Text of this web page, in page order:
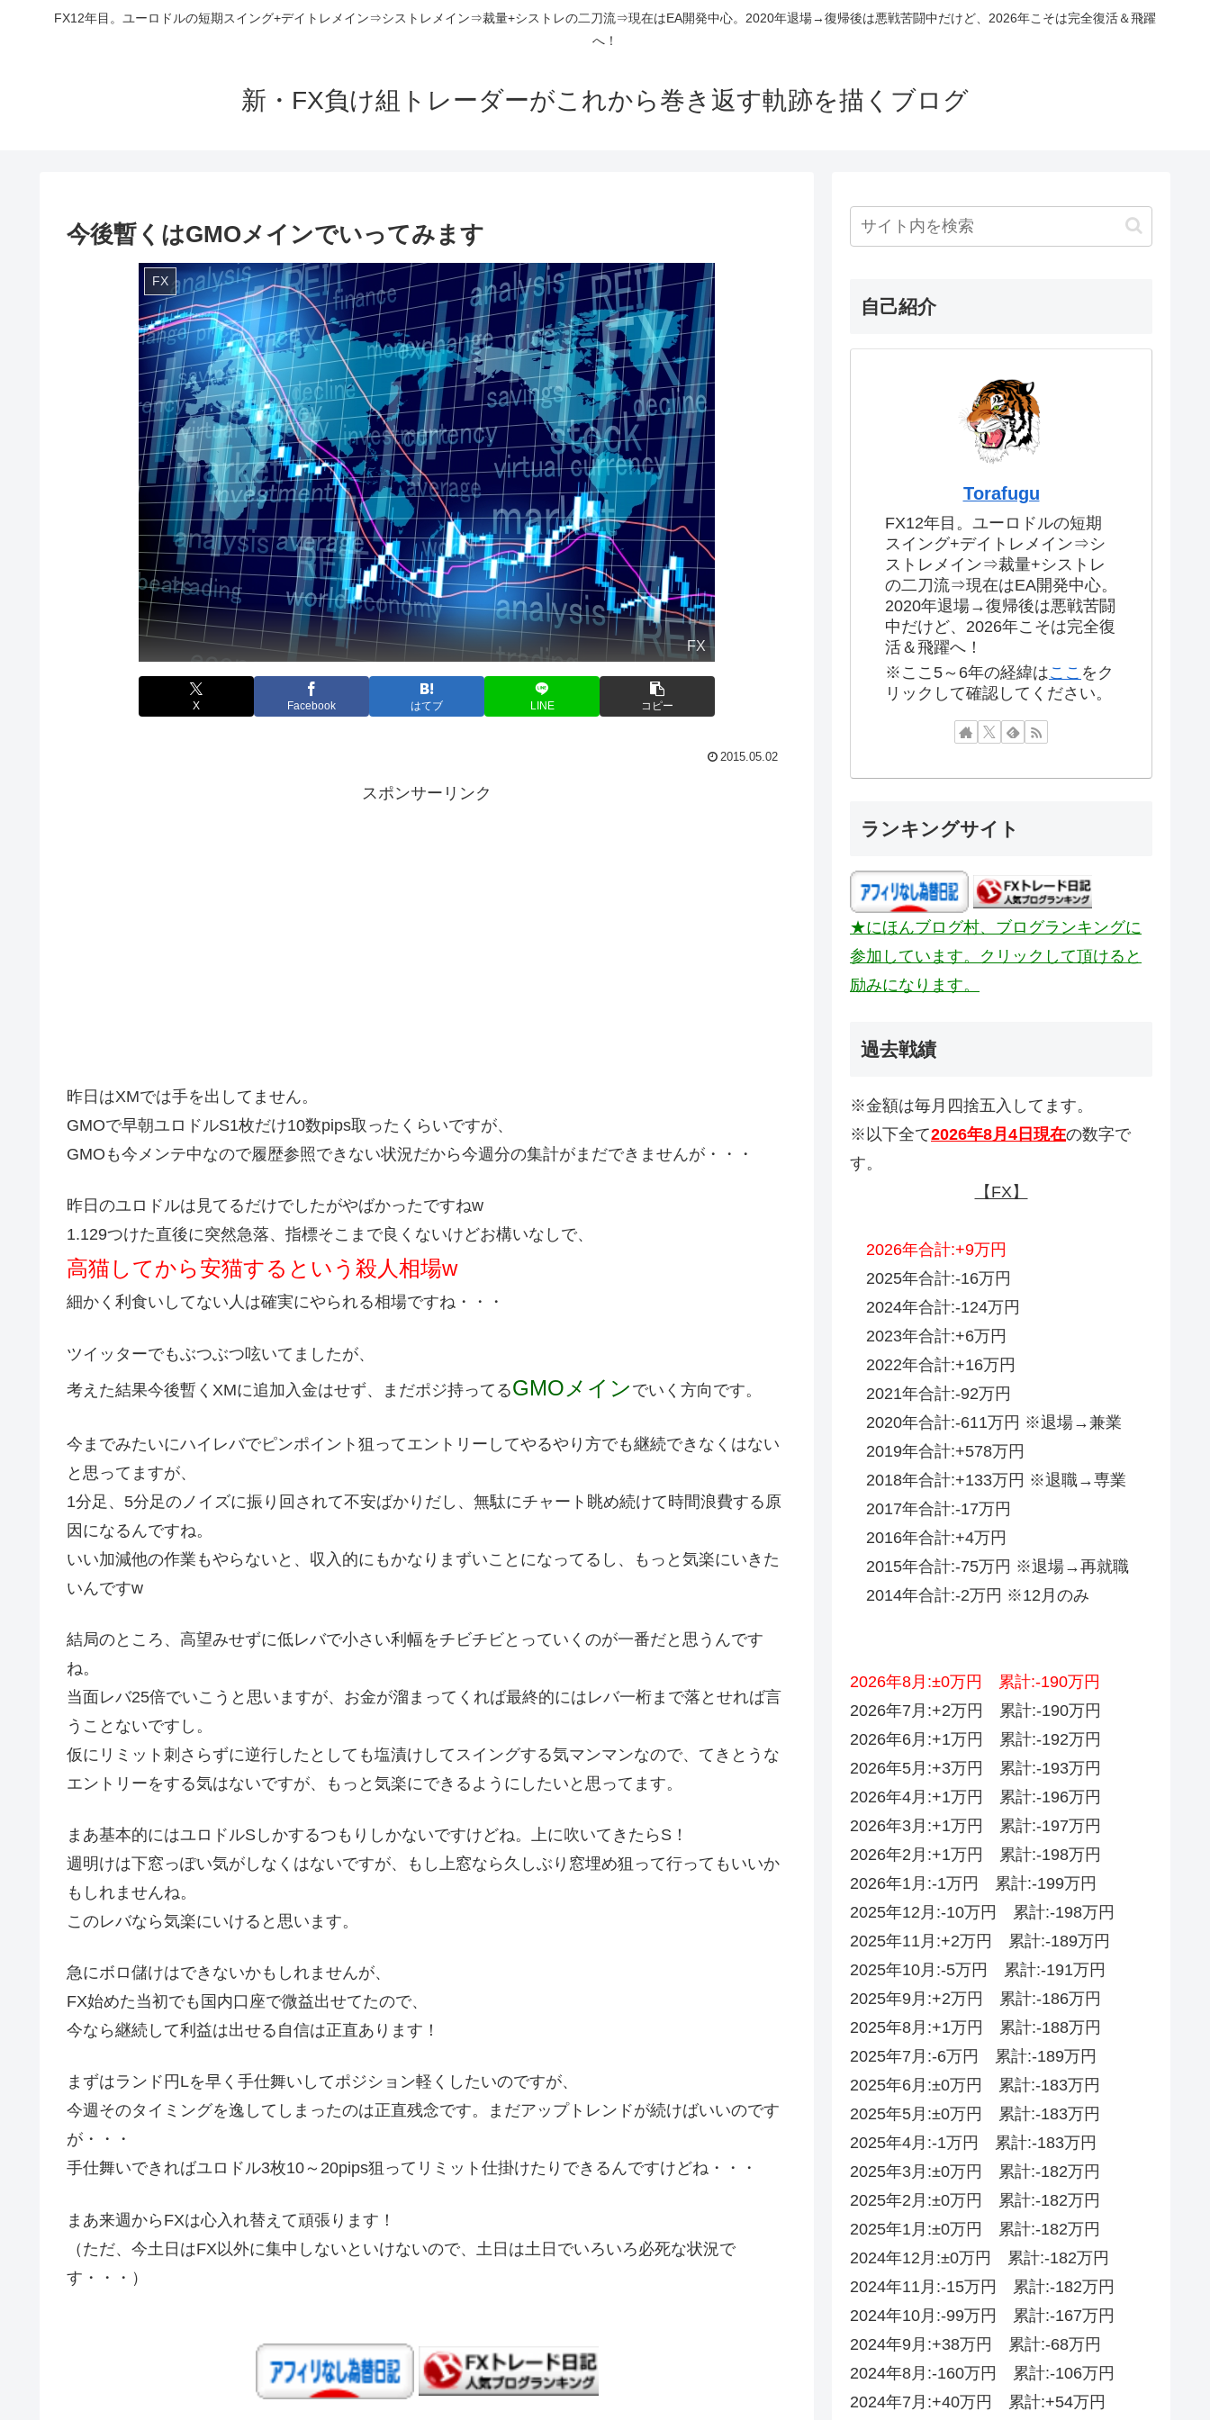
FX12年目。ユーロドルの短期スイング+デイトレメイン⇒シストレメイン⇒裁量+シストレの二刀流⇒現在はEA開発中心。2020年退場→復帰後は悪戦苦闘中だけど、2026年こそは完全復活＆飛躍
へ！
新・FX負け組トレーダーがこれから巻き返す軌跡を描くブログ
今後暫くはGMOメインでいってみます
FX
FX
X Facebook はてブ LINE コピー
2015.05.02
スポンサーリンク
昨日はXMでは手を出してません。
GMOで早朝ユロドルS1枚だけ10数pips取ったくらいですが、
GMOも今メンテ中なので履歴参照できない状況だから今週分の集計がまだできませんが・・・
昨日のユロドルは見てるだけでしたがやばかったですねw
1.129つけた直後に突然急落、指標そこまで良くないけどお構いなしで、
高猫してから安猫するという殺人相場w
細かく利食いしてない人は確実にやられる相場ですね・・・
ツイッターでもぶつぶつ呟いてましたが、
考えた結果今後暫くXMに追加入金はせず、まだポジ持ってるGMOメイン でいく方向です。
今までみたいにハイレバでピンポイント狙ってエントリーしてやるやり方でも継続できなくはない
と思ってますが、
1分足、5分足のノイズに振り回されて不安ばかりだし、無駄にチャート眺め続けて時間浪費する原
因になるんですね。
いい加減他の作業もやらないと、収入的にもかなりまずいことになってるし、もっと気楽にいきた
いんですw
結局のところ、高望みせずに低レバで小さい利幅をチビチビとっていくのが一番だと思うんです
ね。
当面レバ25倍でいこうと思いますが、お金が溜まってくれば最終的にはレバ一桁まで落とせれば言
うことないですし。
仮にリミット刺さらずに逆行したとしても塩漬けしてスイングする気マンマンなので、てきとうな
エントリーをする気はないですが、もっと気楽にできるようにしたいと思ってます。
まあ基本的にはユロドルSしかするつもりしかないですけどね。上に吹いてきたらS！
週明けは下窓っぽい気がしなくはないですが、もし上窓なら久しぶり窓埋め狙って行ってもいいか
もしれませんね。
このレバなら気楽にいけると思います。
急にボロ儲けはできないかもしれませんが、
FX始めた当初でも国内口座で微益出せてたので、
今なら継続して利益は出せる自信は正直あります！
まずはランド円Lを早く手仕舞いしてポジション軽くしたいのですが、
今週そのタイミングを逸してしまったのは正直残念です。まだアップトレンドが続けばいいのです
が・・・
手仕舞いできればユロドル3枚10～20pips狙ってリミット仕掛けたりできるんですけどね・・・
まあ来週からFXは心入れ替えて頑張ります！
（ただ、今土日はFX以外に集中しないといけないので、土日は土日でいろいろ必死な状況で
す・・・）
自己紹介
Torafugu
FX12年目。ユーロドルの短期
スイング+デイトレメイン⇒シ
ストレメイン⇒裁量+シストレ
の二刀流⇒現在はEA開発中心。
2020年退場→復帰後は悪戦苦闘
中だけど、2026年こそは完全復
活＆飛躍へ！
※ここ5～6年の経緯はここ をク
リックして確認してください。
ランキングサイト
★にほんブログ村、ブログランキングに
参加しています。クリックして頂けると
励みになります。
過去戦績
※金額は毎月四捨五入してます。
※以下全て2026年8月4日現在の数字で
す。
【FX】
2026年合計:+9万円
2025年合計:-16万円
2024年合計:-124万円
2023年合計:+6万円
2022年合計:+16万円
2021年合計:-92万円
2020年合計:-611万円 ※退場→兼業
2019年合計:+578万円
2018年合計:+133万円 ※退職→専業
2017年合計:-17万円
2016年合計:+4万円
2015年合計:-75万円 ※退場→再就職
2014年合計:-2万円 ※12月のみ
2026年8月:±0万円 累計:-190万円
2026年7月:+2万円 累計:-190万円
2026年6月:+1万円 累計:-192万円
2026年5月:+3万円 累計:-193万円
2026年4月:+1万円 累計:-196万円
2026年3月:+1万円 累計:-197万円
2026年2月:+1万円 累計:-198万円
2026年1月:-1万円 累計:-199万円
2025年12月:-10万円 累計:-198万円
2025年11月:+2万円 累計:-189万円
2025年10月:-5万円 累計:-191万円
2025年9月:+2万円 累計:-186万円
2025年8月:+1万円 累計:-188万円
2025年7月:-6万円 累計:-189万円
2025年6月:±0万円 累計:-183万円
2025年5月:±0万円 累計:-183万円
2025年4月:-1万円 累計:-183万円
2025年3月:±0万円 累計:-182万円
2025年2月:±0万円 累計:-182万円
2025年1月:±0万円 累計:-182万円
2024年12月:±0万円 累計:-182万円
2024年11月:-15万円 累計:-182万円
2024年10月:-99万円 累計:-167万円
2024年9月:+38万円 累計:-68万円
2024年8月:-160万円 累計:-106万円
2024年7月:+40万円 累計:+54万円